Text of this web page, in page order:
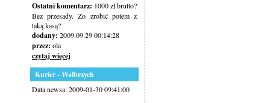
Ostatni komentarz: 1000 zł brutto?
Bez przesady. Zo zrobić potem z
taką kasą?
dodany: 2009.09.29 00:14:28
przez: ola
czytaj więcej
Kurier - Wałbrzych
Data newsa: 2009-01-30 09:41:00